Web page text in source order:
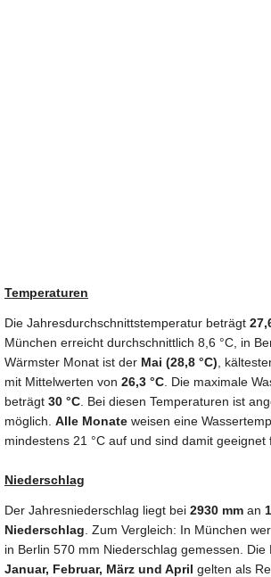
Temperaturen
Die Jahresdurchschnittstemperatur beträgt
München erreicht durchschnittlich 8,6 °C, in
Wärmster Monat ist der Mai (28,8 °C) ,
mit Mittelwerten von 26,3 °C . Die maximale
beträgt 30 °C . Bei diesen Temperaturen ist
möglich. Alle Monate weisen eine
mindestens 21 °C auf und sind damit geeignet
Niederschlag
Der Jahresniederschlag liegt bei 2930 mm an
Niederschlag . Zum Vergleich: In München
in Berlin 570 mm Niederschlag gemessen. Die
Januar, Februar, März und April gelten als